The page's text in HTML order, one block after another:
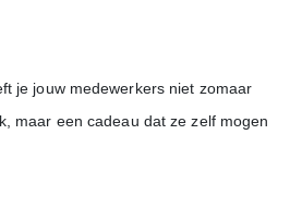
je jouw medewerkers niet zomaar
maar een cadeau dat ze zelf mogen